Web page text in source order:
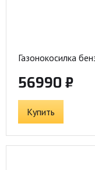
Газонокосилка
56990 ₽
Купить